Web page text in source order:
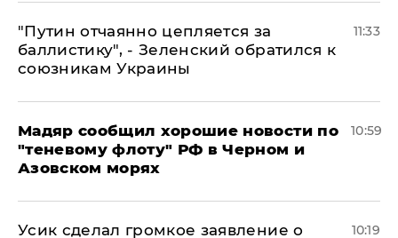
"Путин отчаянно цепляется за
баллистику", - Зеленский обратился к
союзникам Украины
11:33
Мадяр сообщил хорошие новости по
"теневому флоту" РФ в Черном и
Азовском морях
10:59
Усик сделал громкое заявление о
10:19